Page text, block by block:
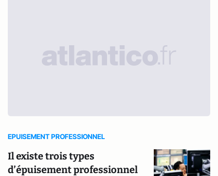
EPUISEMENT PROFESSIONNEL
Il existe trois types
d’épuisement professionnel